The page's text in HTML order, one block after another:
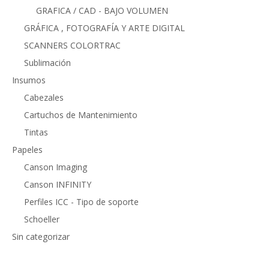
GRAFICA / CAD - BAJO VOLUMEN
GRÁFICA , FOTOGRAFÍA Y ARTE DIGITAL
SCANNERS COLORTRAC
Sublimación
Insumos
Cabezales
Cartuchos de Mantenimiento
Tintas
Papeles
Canson Imaging
Canson INFINITY
Perfiles ICC - Tipo de soporte
Schoeller
Sin categorizar